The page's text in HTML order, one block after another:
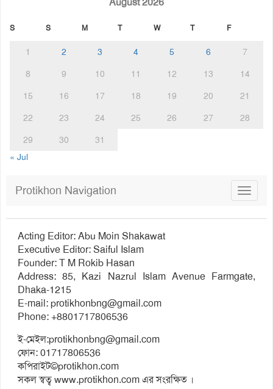
S S M T W T F
1 2 3 4 5 6
7
8
9 10 11 12 13
14
15
16 17 18 19 20
21
22
23 24 25 26 27
28
29
30
31
« Jul
Toggle
Protikhon Navigation
Acting Editor: Abu Moin Shakawat
Executive Editor: Saiful Islam
Founder: T M Rokib Hasan
Address: 85, Kazi Nazrul Islam Avenue Farmgate,
Dhaka-1215
E-mail:protikhonbng@gmail.com
Phone: +8801717806536
ই-মেইল:protikhonbng@gmail.com
ফোন: 01717806536
কপিরাইট©protikhon.com
সকল স্বত্ব www.protikhon.com এর সংরক্ষিত ।